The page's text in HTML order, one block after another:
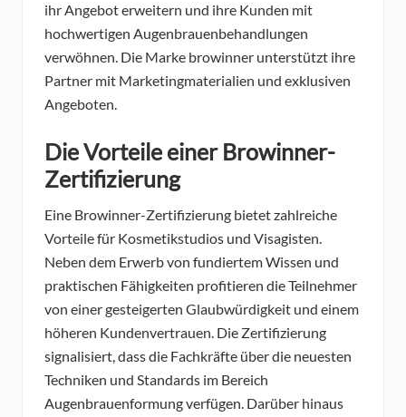
ihr Angebot erweitern und ihre Kunden mit
hochwertigen Augenbrauenbehandlungen
verwöhnen. Die Marke browinner unterstützt ihre
Partner mit Marketingmaterialien und exklusiven
Angeboten.
Die Vorteile einer Browinner-
Zertifizierung
Eine Browinner-Zertifizierung bietet zahlreiche
Vorteile für Kosmetikstudios und Visagisten.
Neben dem Erwerb von fundiertem Wissen und
praktischen Fähigkeiten profitieren die Teilnehmer
von einer gesteigerten Glaubwürdigkeit und einem
höheren Kundenvertrauen. Die Zertifizierung
signalisiert, dass die Fachkräfte über die neuesten
Techniken und Standards im Bereich
Augenbrauenformung verfügen. Darüber hinaus